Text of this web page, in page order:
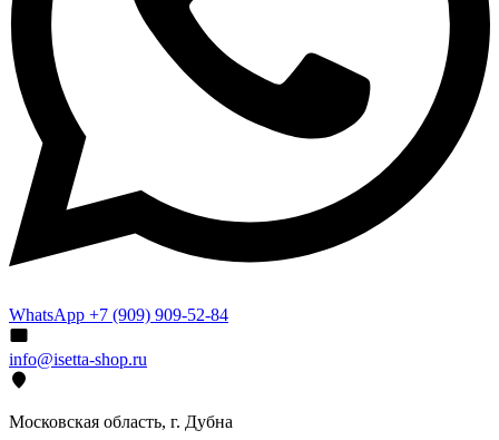
WhatsApp +7 (909) 909-52-84
info@isetta-shop.ru
Московская область, г. Дубна